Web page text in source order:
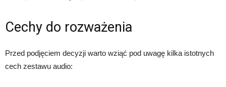
Cechy do rozważenia
Przed podjęciem decyzji warto wziąć pod uwagę kilka istotnych
cech zestawu audio: